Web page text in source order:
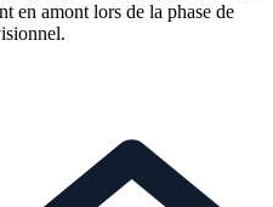
en amont lors de la phase de